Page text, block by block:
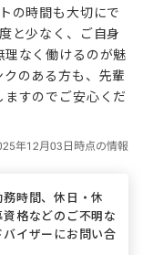
の時間も大切にで
と少なく、ご自身
なく働けるのが魅
のある方も、先輩
すのでご安心くだ
時間、休日・休
格などのご不明な
イザーにお問い合